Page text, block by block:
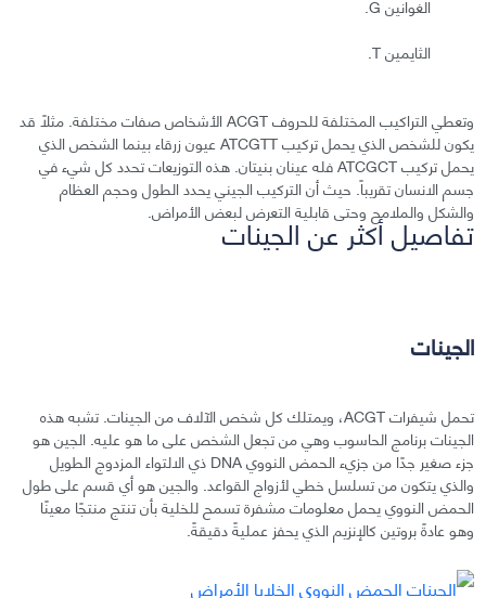
الغوانين G.
الثايمين T.
وتعطي التراكيب المختلفة للحروف ACGT الأشخاص صفات مختلفة. مثلًا قد
يكون للشخص الذي يحمل تركيب ATCGTT عيون زرقاء بينما الشخص الذي
يحمل تركيب ATCGCT فله عينان بنيتان. هذه التوزيعات تحدد كل شيء في
جسم الانسان تقريباً. حيث أن التركيب الجيني يحدد الطول وحجم العظام
والشكل والملامح وحتى قابلية التعرض لبعض الأمراض.
تفاصيل أكثر عن الجينات
الجينات
تحمل شيفرات ACGT، ويمتلك كل شخص الآلاف من الجينات. تشبه هذه
الجينات برنامج الحاسوب وهي من تجعل الشخص على ما هو عليه. الجين هو
جزء صغير جدًا من جزيء الحمض النووي DNA ذي الالتواء المزدوج الطويل
والذي يتكون من تسلسل خطي لأزواج القواعد. والجين هو أي قسم على طول
الحمض النووي يحمل معلومات مشفرة تسمح للخلية بأن تنتج منتجًا معينًا
وهو عادةً بروتين كالإنزيم الذي يحفز عمليةً دقيقةً.